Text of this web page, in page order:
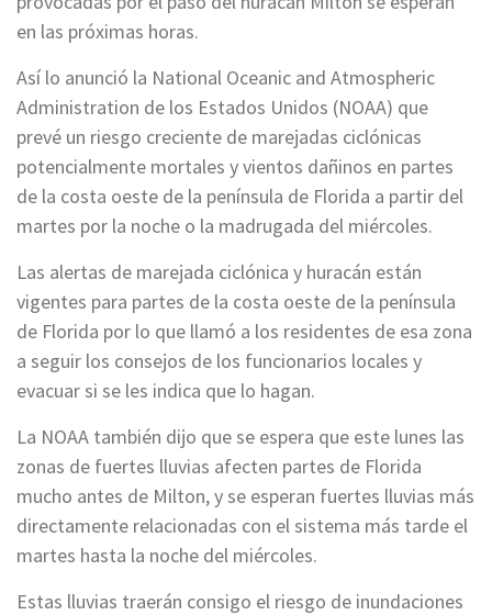
en las próximas horas.
Así lo anunció la National Oceanic and Atmospheric
Administration de los Estados Unidos (NOAA) que
prevé un riesgo creciente de marejadas ciclónicas
potencialmente mortales y vientos dañinos en partes
de la costa oeste de la península de Florida a partir del
martes por la noche o la madrugada del miércoles.
Las alertas de marejada ciclónica y huracán están
vigentes para partes de la costa oeste de la península
de Florida por lo que llamó a los residentes de esa zona
a seguir los consejos de los funcionarios locales y
evacuar si se les indica que lo hagan.
La NOAA también dijo que se espera que este lunes las
zonas de fuertes lluvias afecten partes de Florida
mucho antes de Milton, y se esperan fuertes lluvias más
directamente relacionadas con el sistema más tarde el
martes hasta la noche del miércoles.
Estas lluvias traerán consigo el riesgo de inundaciones